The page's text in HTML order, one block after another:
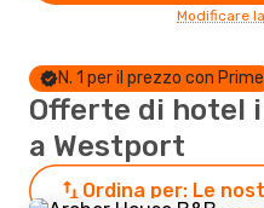
Modificare
N. 1 per il prezzo con Prime
Offerte di hotel
a Westport
Ordina per: Le